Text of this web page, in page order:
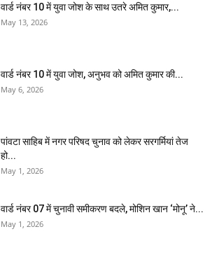
वार्ड नंबर 10 में युवा जोश के साथ उतरे अमित कुमार,...
May 13, 2026
वार्ड नंबर 10 में युवा जोश, अनुभव को अमित कुमार की...
May 6, 2026
पांवटा साहिब में नगर परिषद चुनाव को लेकर सरगर्मियां तेज
हो...
May 1, 2026
वार्ड नंबर 07 में चुनावी समीकरण बदले, मोशिन खान ‘मोनू’ ने...
May 1, 2026